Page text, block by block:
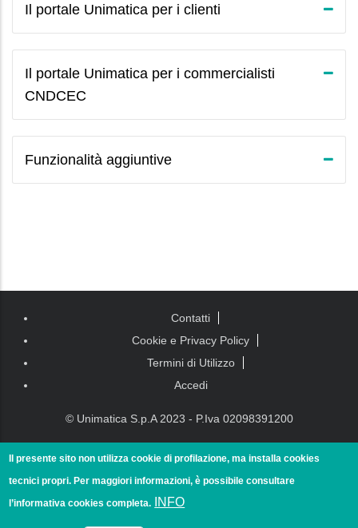
Il portale Unimatica per i clienti
Il portale Unimatica per i commercialisti
CNDCEC
Funzionalità aggiuntive
Piè di
Contatti
Cookie e Privacy Policy
Termini di Utilizzo
Accedi
© Unimatica S.p.A 2023 - P.Iva 02098391200
Il presente sito non utilizza cookie di profilazione, ma installa cookies
tecnici propri. Per maggiori informazioni, è possibile consultare
l’informativa cookies completa.
INFO